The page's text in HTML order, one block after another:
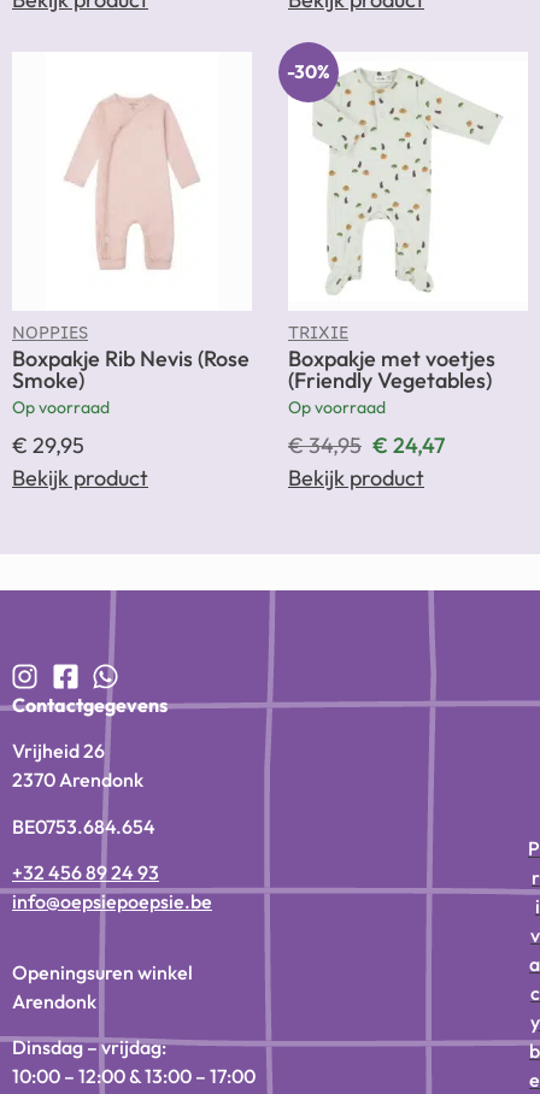
NOPPIES
Boxpakje Rib Nevis (Rose
Smoke)
Op voorraad
€ 29,95
Bekijk product
-30%
TRIXIE
Boxpakje met voetjes
(Friendly Vegetables)
Op voorraad
€34,95 € 24,47
Bekijk product
Contactgegevens
Vrijheid 26
2370 Arendonk
BE0753.684.654
+32 456 89 24 93
info@oepsiepoepsie.be
Openingsuren winkel
Arendonk
Dinsdag – vrijdag:
10:00 – 12:00 & 13:00 – 17:00
P
r
i
v
a
c
y
b
e